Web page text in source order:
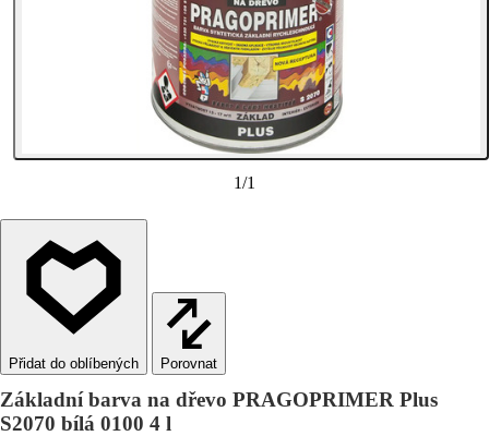
1/1
Porovnat
Základní barva na dřevo PRAGOPRIMER Plus
S2070 bílá 0100 4 l